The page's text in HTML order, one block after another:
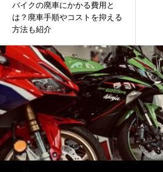
バイクの廃車にかかる費用と
は？廃車手順やコストを抑える
方法も紹介